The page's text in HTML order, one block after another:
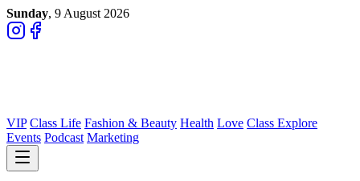
Sunday, 9 August 2026
VIP Class Life Fashion & Beauty Health Love Class Explore
Events Podcast Marketing